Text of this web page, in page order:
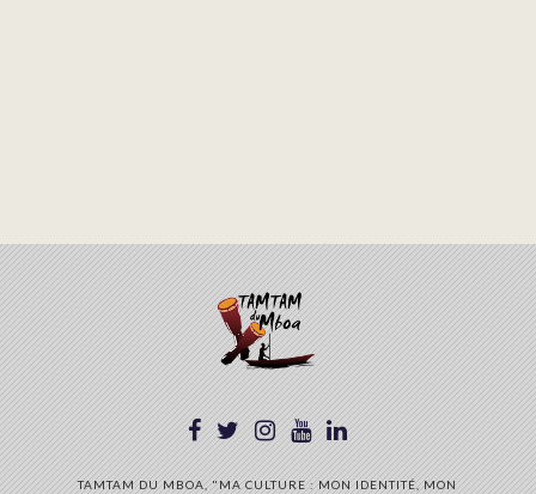
TAMTAM DU MBOA, "MA CULTURE : MON IDENTITÉ, MON